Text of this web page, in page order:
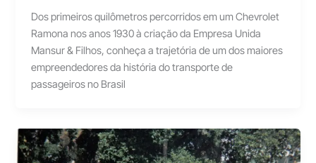
Dos primeiros quilômetros percorridos em um Chevrolet
Ramona nos anos 1930 à criação da Empresa Unida
Mansur & Filhos, conheça a trajetória de um dos maiores
empreendedores da história do transporte de
passageiros no Brasil